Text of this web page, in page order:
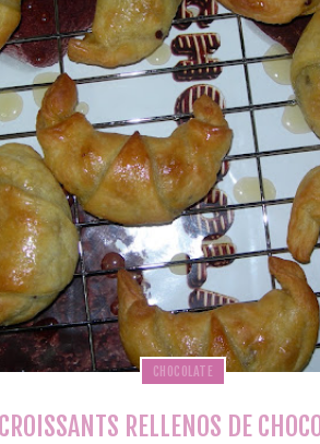
CHOCOLATE
CROISSANTS RELLENOS DE